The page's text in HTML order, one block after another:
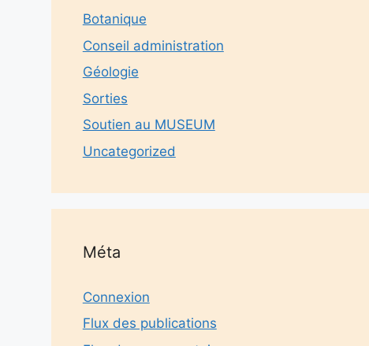
Botanique
Conseil administration
Géologie
Sorties
Soutien au MUSEUM
Uncategorized
Méta
Connexion
Flux des publications